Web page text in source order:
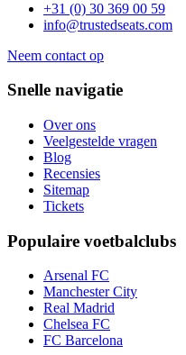
+31 (0) 30 369 00 59
info@trustedseats.com
Neem contact op
Snelle navigatie
Over ons
Veelgestelde vragen
Blog
Recensies
Sitemap
Tickets
Populaire voetbalclubs
Arsenal FC
Manchester City
Real Madrid
Chelsea FC
FC Barcelona